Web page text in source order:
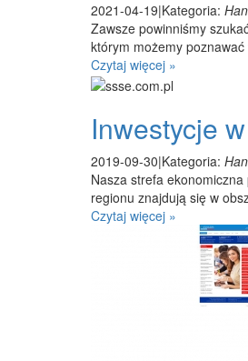
2021-04-19|Kategoria:
Zawsze powinniśmy
którym możemy
Czytaj więcej »
Inwestycje
2019-09-30|Kategoria:
Nasza strefa ekonomiczna
regionu znajdują się w
Czytaj więcej »